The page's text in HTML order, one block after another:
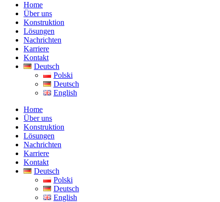
Home
Über uns
Konstruktion
Lösungen
Nachrichten
Karriere
Kontakt
Deutsch
Polski
Deutsch
English
Home
Über uns
Konstruktion
Lösungen
Nachrichten
Karriere
Kontakt
Deutsch
Polski
Deutsch
English